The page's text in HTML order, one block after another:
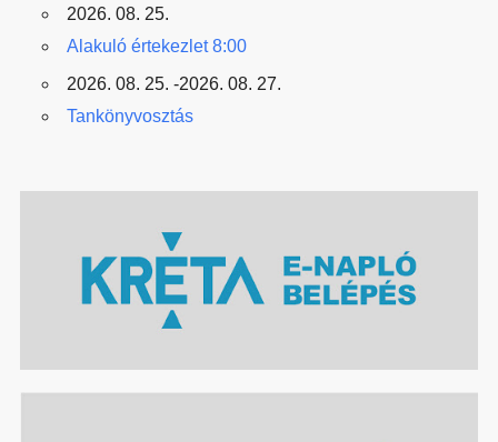
2026. 08. 25.
Alakuló értekezlet 8:00
2026. 08. 25. -2026. 08. 27.
Tankönyvosztás